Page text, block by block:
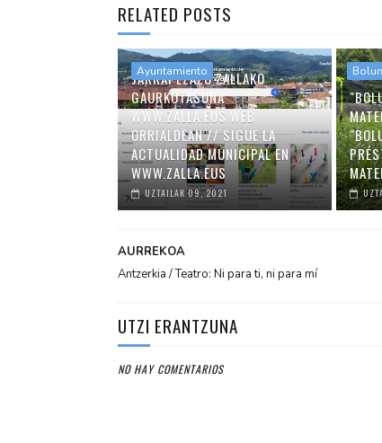
RELATED POSTS
Ayuntamiento
JARRAI EZAZU ZALLAKO
GAURKOTASUNA
WWW.ZALLA.EUS WEB
ORRIALDEAN // SIGUE LA
ACTUALIDAD MUNICIPAL EN
WWW.ZALLA.EUS
UZTAILAK 09, 2021
AURREKOA
Antzerkia / Teatro: Ni para ti, ni para mí
UTZI ERANTZUNA
NO HAY COMENTARIOS